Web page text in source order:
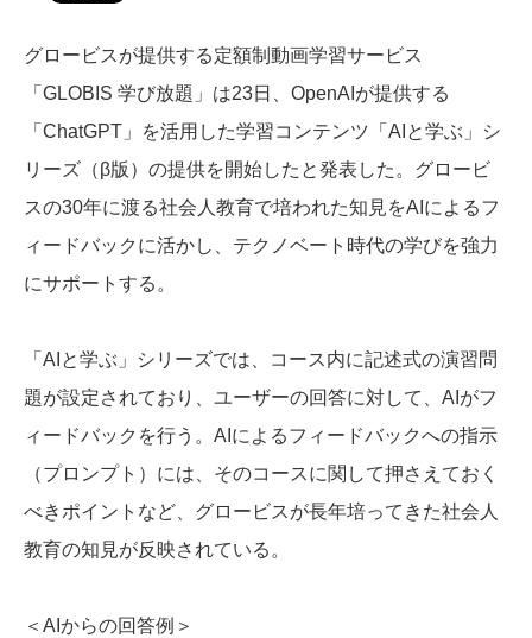
グロービスが提供する定額制動画学習サービス
「GLOBIS 学び放題」は23日、OpenAIが提供する
「ChatGPT」を活用した学習コンテンツ「AIと学ぶ」シ
リーズ（β版）の提供を開始したと発表した。グロービ
スの30年に渡る社会人教育で培われた知見をAIによるフ
ィードバックに活かし、テクノベート時代の学びを強力
にサポートする。
「AIと学ぶ」シリーズでは、コース内に記述式の演習問
題が設定されており、ユーザーの回答に対して、AIがフ
ィードバックを行う。AIによるフィードバックへの指示
（プロンプト）には、そのコースに関して押さえておく
べきポイントなど、グロービスが長年培ってきた社会人
教育の知見が反映されている。
＜AIからの回答例＞